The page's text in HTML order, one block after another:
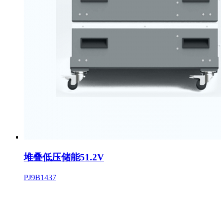
堆叠低压储能51.2V
PJ9B1437